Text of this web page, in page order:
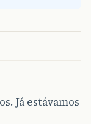
Já estávamos